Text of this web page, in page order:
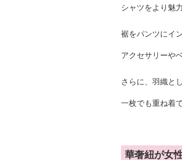
シャツをより魅
裾をパンツにイ
アクセサリーや
さらに、羽織と
一枚でも重ね着
華奢紐が女